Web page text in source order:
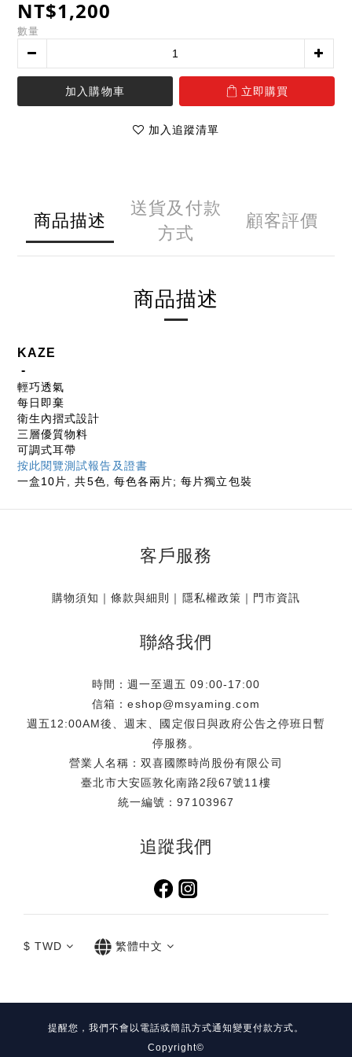
NT$1,200
數量
加入購物車 立即購買
加入追蹤清單
商品描述
送貨及付款
方式
顧客評價
商品描述
KAZE
-
輕巧透氣
每日即棄
衛生內摺式設計
三層優質物料
可調式耳帶
按此閱覽測試報告及證書
一盒10片, 共5色, 每色各兩片; 每片獨立包裝
客戶服務
購物須知 ｜條款與細則 ｜ 隱私權政策 ｜ 門市資訊
聯絡我們
時間：週一至週五 09:00-17:00
信箱：eshop@msyaming.com
週五12:00AM後、週末、國定假日與政府公告之停班日暫
停服務。
營業人名稱：双喜國際時尚股份有限公司
臺北市大安區敦化南路2段67號11樓
統一編號：97103967
追蹤我們
$ TWD 繁體中文
提醒您，我們不會以電話或簡訊方式通知變更付款方式。
Copyright©